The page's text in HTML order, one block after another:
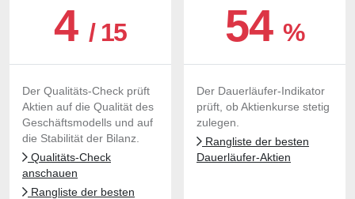
4/ 15
Der Qualitäts-Check prüft
Aktien auf die Qualität des
Geschäftsmodells und auf
die Stabilität der Bilanz.
Qualitäts-Check
anschauen
Rangliste der besten
54%
Der Dauerläufer-Indikator
prüft, ob Aktienkurse stetig
zulegen.
Rangliste der besten
Dauerläufer-Aktien